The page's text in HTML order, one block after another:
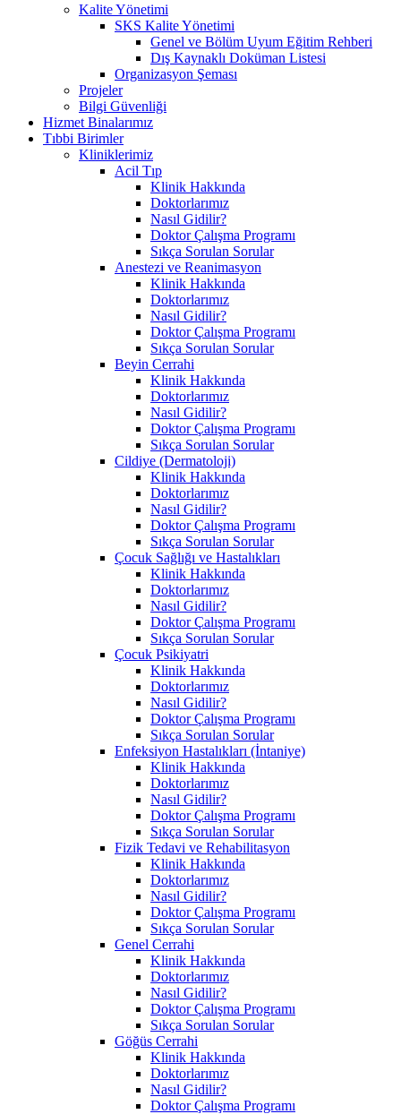
Kalite Yönetimi
SKS Kalite Yönetimi
Genel ve Bölüm Uyum Eğitim Rehberi
Dış Kaynaklı Doküman Listesi
Organizasyon Şeması
Projeler
Bilgi Güvenliği
Hizmet Binalarımız
Tıbbi Birimler
Kliniklerimiz
Acil Tıp
Klinik Hakkında
Doktorlarımız
Nasıl Gidilir?
Doktor Çalışma Programı
Sıkça Sorulan Sorular
Anestezi ve Reanimasyon
Klinik Hakkında
Doktorlarımız
Nasıl Gidilir?
Doktor Çalışma Programı
Sıkça Sorulan Sorular
Beyin Cerrahi
Klinik Hakkında
Doktorlarımız
Nasıl Gidilir?
Doktor Çalışma Programı
Sıkça Sorulan Sorular
Cildiye (Dermatoloji)
Klinik Hakkında
Doktorlarımız
Nasıl Gidilir?
Doktor Çalışma Programı
Sıkça Sorulan Sorular
Çocuk Sağlığı ve Hastalıkları
Klinik Hakkında
Doktorlarımız
Nasıl Gidilir?
Doktor Çalışma Programı
Sıkça Sorulan Sorular
Çocuk Psikiyatri
Klinik Hakkında
Doktorlarımız
Nasıl Gidilir?
Doktor Çalışma Programı
Sıkça Sorulan Sorular
Enfeksiyon Hastalıkları (İntaniye)
Klinik Hakkında
Doktorlarımız
Nasıl Gidilir?
Doktor Çalışma Programı
Sıkça Sorulan Sorular
Fizik Tedavi ve Rehabilitasyon
Klinik Hakkında
Doktorlarımız
Nasıl Gidilir?
Doktor Çalışma Programı
Sıkça Sorulan Sorular
Genel Cerrahi
Klinik Hakkında
Doktorlarımız
Nasıl Gidilir?
Doktor Çalışma Programı
Sıkça Sorulan Sorular
Göğüs Cerrahi
Klinik Hakkında
Doktorlarımız
Nasıl Gidilir?
Doktor Çalışma Programı